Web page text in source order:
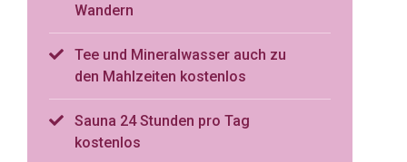
Wandern
Tee und Mineralwasser auch zu
den Mahlzeiten kostenlos
Sauna 24 Stunden pro Tag
kostenlos